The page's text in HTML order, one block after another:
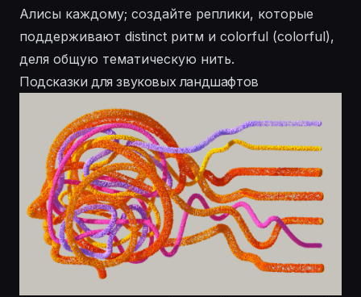
Алисы каждому; создайте реплики, которые
поддерживают distinct ритм и colorful (colorful),
деля общую тематическую нить.
Подсказки для звуковых ландшафтов